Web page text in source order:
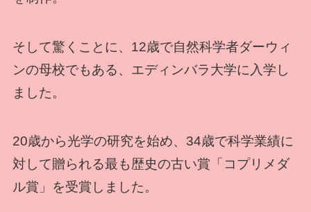
そして驚くことに、12歳で自然科学者ダーウィ
ンの母校でもある、エディンバラ大学に入学し
ました。
20歳から光学の研究を始め、34歳で科学業績に
対して贈られる最も歴史の古い賞「コプリメダ
ル賞」を受賞しました。